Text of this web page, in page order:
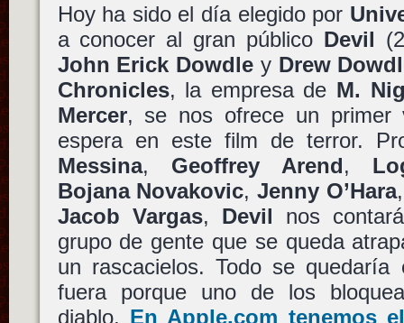
Hoy ha sido el día elegido por
a conocer al gran público Devil
John Erick Dowdle y Drew
Chronicles, la empresa de M.
Mercer, se nos ofrece un primer
espera en este film de terror.
Messina, Geoffrey Arend,
Bojana Novakovic,Jenny O’Hara
Jacob Vargas, Devil nos
grupo de gente que se queda
un rascacielos. Todo se
fuera porque uno de los
diablo. En Apple.com tenemos